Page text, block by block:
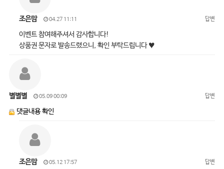
조은맘 04.27 11:11 답변
이벤트 참여해주셔서 감사합니다!
상품권 문자로 발송드렸으니, 확인 부탁드립니다 ♥
별별별 05.09 00:09 답변
댓글내용 확인
조은맘 05.12 17:57 답변